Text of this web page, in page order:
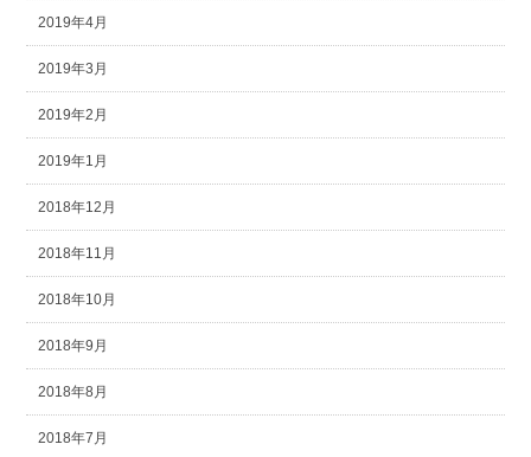
2019年4月
2019年3月
2019年2月
2019年1月
2018年12月
2018年11月
2018年10月
2018年9月
2018年8月
2018年7月